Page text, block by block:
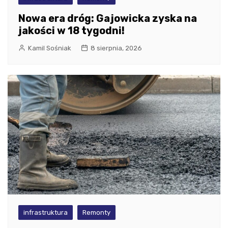
Nowa era dróg: Gajowicka zyska na
jakości w 18 tygodni!
Kamil Sośniak 8 sierpnia, 2026
infrastruktura Remonty